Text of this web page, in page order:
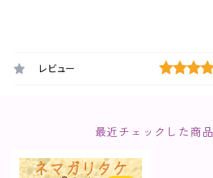
レビュー
最近チェックした商品